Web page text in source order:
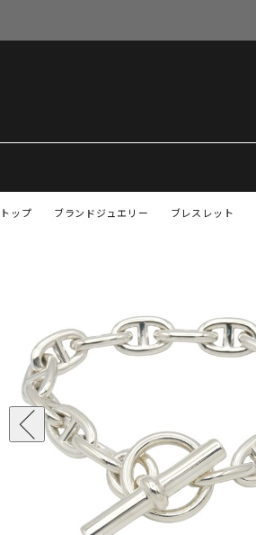
トップ ブランドジュエリー ブレスレット